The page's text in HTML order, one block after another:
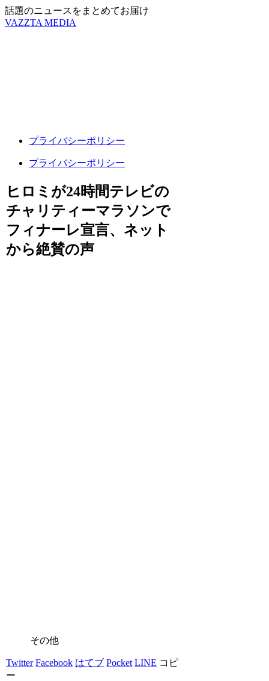
話題のニュースをまとめてお届け
VAZZTA MEDIA
プライバシーポリシー
プライバシーポリシー
ヒロミが24時間テレビの
チャリティーマラソンで
フィナーレ宣言、ネット
から絶賛の声
その他
Twitter Facebook はてブ Pocket LINE コピ
ー